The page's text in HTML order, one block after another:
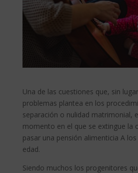
Una de las cuestiones que, sin
problemas plantea en los
separación o nulidad matrimonial,
momento en el que se extingue la
pasar una pensión alimenticia A
edad.
Siendo muchos los progenitores